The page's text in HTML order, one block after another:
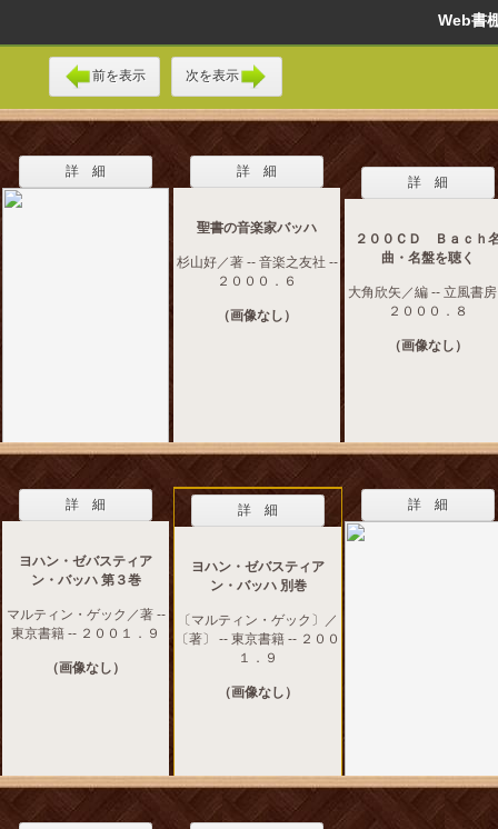
Web
前を表示 次を表示
詳 細 詳 細
聖書の音楽家バッハ
杉山好／著 -- 音楽之友社 --
２０００．６
（画像なし）
詳 細
２００ＣＤ Ｂａｃｈ
曲・名盤を聴く
大角欣矢／編 -- 立風書
２０００．８
（画像なし）
詳 細
ヨハン・ゼバスティア
ン・バッハ 第３巻
マルティン・ゲック／著 --
東京書籍 -- ２００１．９
（画像なし）
詳 細
ヨハン・ゼバスティア
ン・バッハ 別巻
〔マルティン・ゲック〕／
〔著〕 -- 東京書籍 -- ２００
１．９
（画像なし）
詳 細